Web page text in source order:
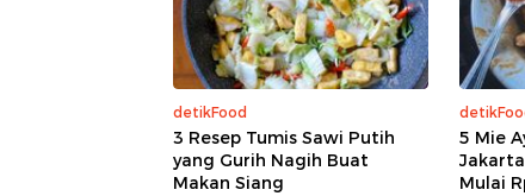
detikFood
3 Resep Tumis Sawi Putih
yang Gurih Nagih Buat
Makan Siang
5 Mie
Mulai